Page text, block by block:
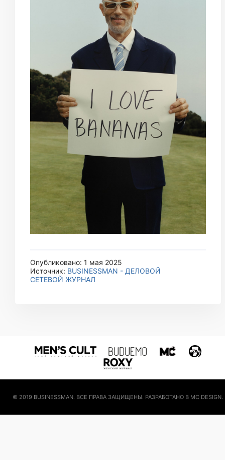
Опубликовано: 1 мая 2025
Источник: BUSINESSMAN - ДЕЛОВОЙ
СЕТЕВОЙ ЖУРНАЛ
© 2019 BUSINESSMAN. ВСЕ ПРАВА ЗАЩИЩЕНЫ. РАЗРАБОТАНО В MC DESIGN.